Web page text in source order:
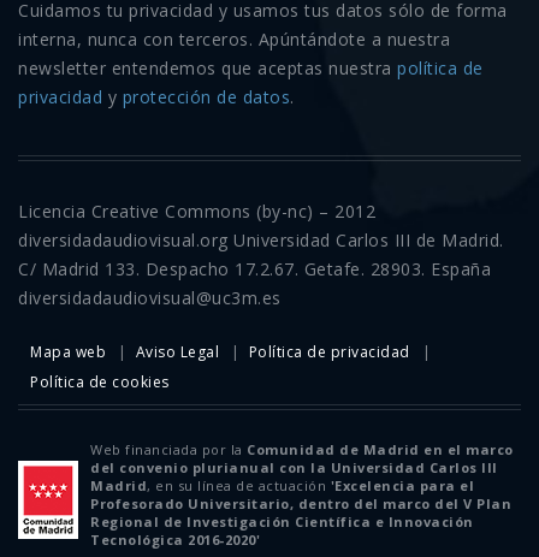
Cuidamos tu privacidad y usamos tus datos sólo de forma
interna, nunca con terceros. Apúntándote a nuestra
newsletter entendemos que aceptas nuestra política de
privacidad y protección de datos.
Licencia Creative Commons (by-nc) – 2012
diversidadaudiovisual.org Universidad Carlos III de Madrid.
C/ Madrid 133. Despacho 17.2.67. Getafe. 28903. España
diversidadaudiovisual@uc3m.es
Mapa web Aviso Legal
Política de privacidad
Política de cookies
Web financiada por la Comunidad de Madrid en el marco
del convenio plurianual con la Universidad Carlos III
Madrid, en su línea de actuación 'Excelencia para el
Profesorado Universitario, dentro del marco del V Plan
Regional de Investigación Científica e Innovación
Tecnológica 2016-2020'